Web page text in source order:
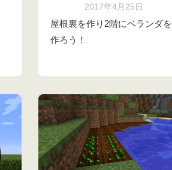
2017年4月25日
屋根裏を作り2階にベランダを
作ろう！